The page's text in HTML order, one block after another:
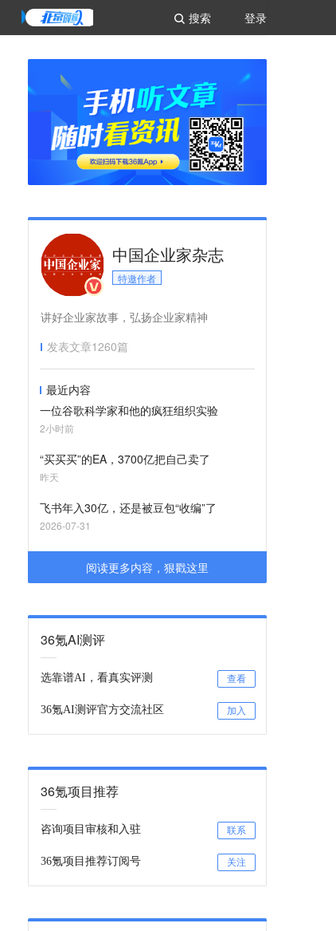
登录
搜索
中国企业家杂志
特邀作者
讲好企业家故事，弘扬企业家精神
发表文章1260篇
最近内容
一位谷歌科学家和他的疯狂组织实验
2小时前
“买买买”的EA，3700亿把自己卖了
昨天
飞书年入30亿，还是被豆包“收编”了
2026-07-31
阅读更多内容，狠戳这里
36氪AI测评
选靠谱AI，看真实评测 查看
36氪AI测评官方交流社区 加入
36氪项目推荐
咨询项目审核和入驻 联系
36氪项目推荐订阅号 关注